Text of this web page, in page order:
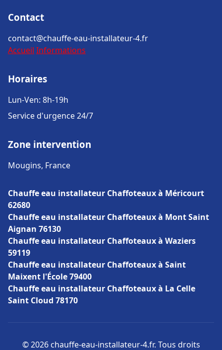
Contact
contact@chauffe-eau-installateur-4.fr
Accueil Informations
Horaires
Lun-Ven: 8h-19h
Service d'urgence 24/7
Zone intervention
Mougins, France
Chauffe eau installateur Chaffoteaux à Méricourt
62680
Chauffe eau installateur Chaffoteaux à Mont Saint
Aignan 76130
Chauffe eau installateur Chaffoteaux à Waziers
59119
Chauffe eau installateur Chaffoteaux à Saint
Maixent l'École 79400
Chauffe eau installateur Chaffoteaux à La Celle
Saint Cloud 78170
© 2026 chauffe-eau-installateur-4.fr. Tous droits